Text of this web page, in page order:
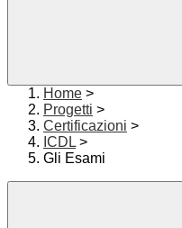
Home >
Progetti >
Certificazioni >
ICDL >
Gli Esami